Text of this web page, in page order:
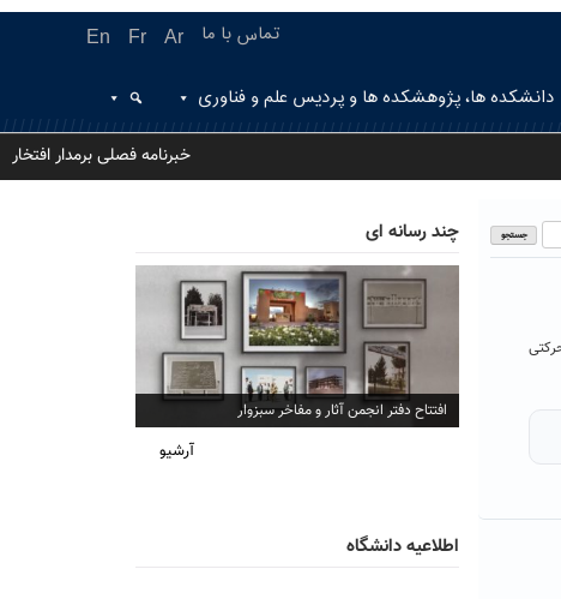
En Fr Ar تماس با ما
دانشکده ها، پژوهشکده ها و پردیس علم و فناوری
خبرنامه فصلی برمدار افتخار
چند رسانه ای
افتتاح دفتر انجمن آثار و مفاخر سبزوار
آرشیو
اطلاعیه دانشگاه